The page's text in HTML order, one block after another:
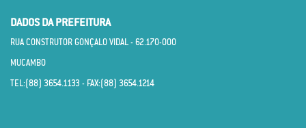
DADOS DA PREFEITURA
RUA CONSTRUTOR GONÇALO VIDAL - 62.170­-000
MUCAMBO
TEL:(88) 3654.1133 - FAX:(88) 3654.1214